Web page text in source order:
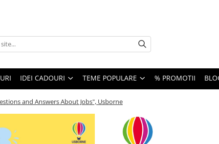
IDEI CADOURI TEME POPULARE % PROMOTII
and Answers About Jobs", Usborne